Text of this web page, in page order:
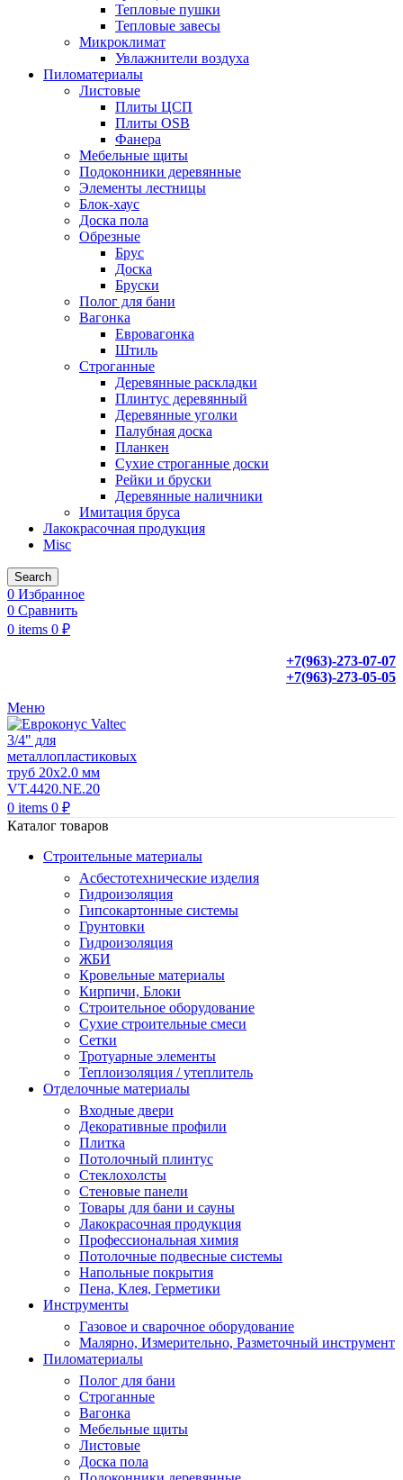
Тепловые пушки
Тепловые завесы
Микроклимат
Увлажнители воздуха
Пиломатериалы
Листовые
Плиты ЦСП
Плиты OSB
Фанера
Мебельные щиты
Подоконники деревянные
Элементы лестницы
Блок-хаус
Доска пола
Обрезные
Брус
Доска
Бруски
Полог для бани
Вагонка
Евровагонка
Штиль
Строганные
Деревянные раскладки
Плинтус деревянный
Деревянные уголки
Палубная доска
Планкен
Сухие строганные доски
Рейки и бруски
Деревянные наличники
Имитация бруса
Лакокрасочная продукция
Misc
Search
0 Избранное
0 Сравнить
0 items 0 ₽
+7(963)-273-07-07
+7(963)-273-05-05
Меню
0 items 0 ₽
Каталог товаров
Строительные материалы
Асбестотехнические изделия
Гидроизоляция
Гипсокартонные системы
Грунтовки
Гидроизоляция
ЖБИ
Кровельные материалы
Кирпичи, Блоки
Строительное оборудование
Сухие строительные смеси
Сетки
Тротуарные элементы
Теплоизоляция / утеплитель
Отделочные материалы
Входные двери
Декоративные профили
Плитка
Потолочный плинтус
Стеклохолсты
Стеновые панели
Товары для бани и сауны
Лакокрасочная продукция
Профессиональная химия
Потолочные подвесные системы
Напольные покрытия
Пена, Клея, Герметики
Инструменты
Газовое и сварочное оборудование
Малярно, Измерительно, Разметочный инструмент
Пиломатериалы
Полог для бани
Строганные
Вагонка
Мебельные щиты
Листовые
Доска пола